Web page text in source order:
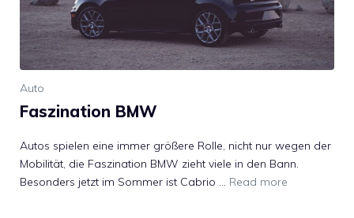
Auto
Faszination BMW
Autos spielen eine immer größere Rolle, nicht nur wegen der
Mobilität, die Faszination BMW zieht viele in den Bann.
Besonders jetzt im Sommer ist Cabrio … Read more